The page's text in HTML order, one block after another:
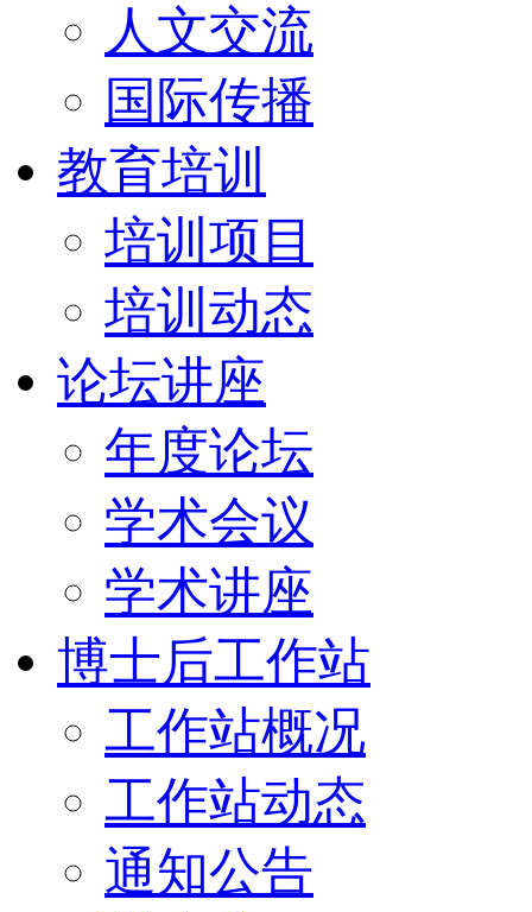
人文交流
国际传播
教育培训
培训项目
培训动态
论坛讲座
年度论坛
学术会议
学术讲座
博士后工作站
工作站概况
工作站动态
通知公告